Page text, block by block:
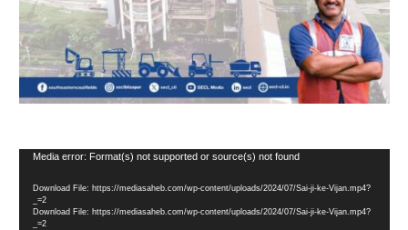
Video
Media error: Format(s) not supported or source(s) not found
Download File: https://mediasaheb.com/wp-content/uploads/2024/07/Sai-ji-ke-Vijan.mp4?
_=2
Download File: https://mediasaheb.com/wp-content/uploads/2024/07/Sai-ji-ke-Vijan.mp4?
_=2